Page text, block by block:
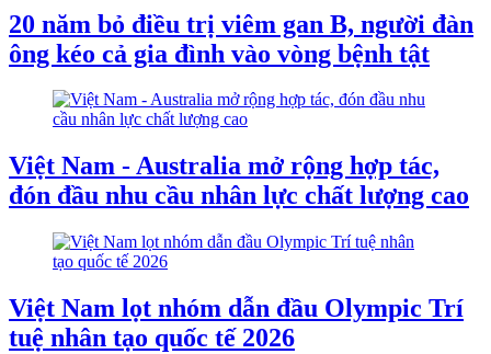
20 năm bỏ điều trị viêm gan B, người đàn
ông kéo cả gia đình vào vòng bệnh tật
Việt Nam - Australia mở rộng hợp tác,
đón đầu nhu cầu nhân lực chất lượng cao
Việt Nam lọt nhóm dẫn đầu Olympic Trí
tuệ nhân tạo quốc tế 2026